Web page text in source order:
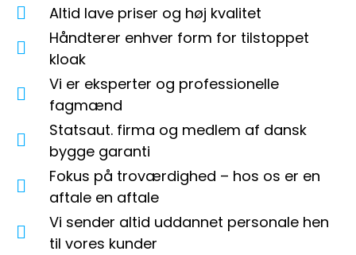
Altid lave priser og høj kvalitet
Håndterer enhver form for tilstoppet
kloak
Vi er eksperter og professionelle
fagmænd
Statsaut. firma og medlem af dansk
bygge garanti
Fokus på troværdighed – hos os er en
aftale en aftale
Vi sender altid uddannet personale hen
til vores kunder